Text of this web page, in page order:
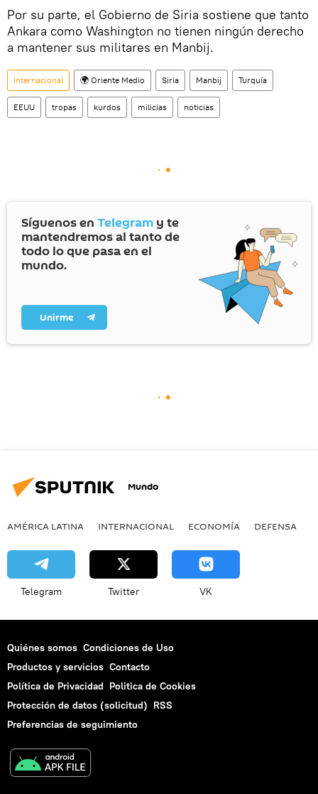
Por su parte, el Gobierno de Siria sostiene que tanto
Ankara como Washington no tienen ningún derecho
a mantener sus militares en Manbij.
Internacional 🌍 Oriente Medio Siria Manbij Turquía
EEUU tropas kurdos milicias noticias
Síguenos en Telegram y te
mantendremos al tanto de
todo lo que pasa en el
mundo.
Unirme
Mundo
AMÉRICA LATINA INTERNACIONAL ECONOMÍA DEFENSA
Telegram Twitter VK
Quiénes somos Condiciones de Uso
Productos y servicios Contacto
Política de Privacidad Politica de Cookies
Protección de datos (solicitud) RSS
Preferencias de seguimiento